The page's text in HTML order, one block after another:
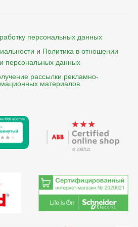
персональных данных
и Политика в отношении
персональных данных
рассылки рекламно-
материалов